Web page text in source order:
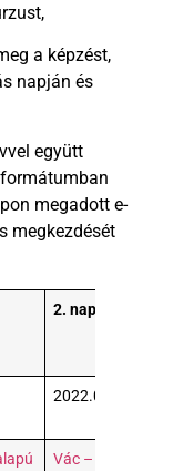
a képzést,
napján és
együtt
megadott e-
megkezdését
2. nap (adózás)
2022.06.23.
Vác –